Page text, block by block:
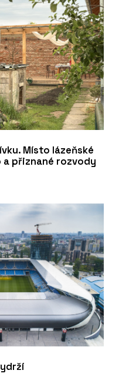
Místo lázeňské
přiznané rozvody